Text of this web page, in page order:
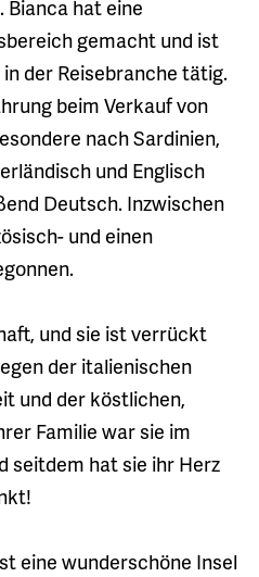
Bianca hat eine
gemacht und ist
der Reisebranche tätig.
beim Verkauf von
nach Sardinien,
und Englisch
Deutsch. Inzwischen
und einen
und sie ist verrückt
der italienischen
und der köstlichen,
Familie war sie im
seitdem hat sie ihr Herz
eine wunderschöne Insel